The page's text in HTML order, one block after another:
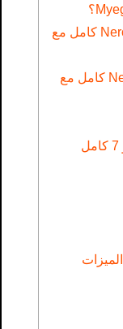
لماذا يجب أن تفكر في استخدام Nero 8 كامل مع
تعليمات حول كيفية الاستخدام Nero 8 كامل مع
تحرير الوسائط:تحميل برنامج نيرو 7 كامل
Nero 8 كامل مع السيريال Myegy الميزات